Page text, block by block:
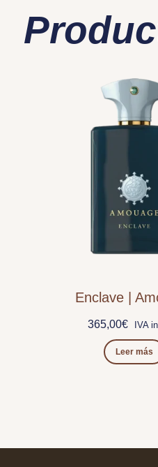
Enclave |
365,00€ IVA
Leer más